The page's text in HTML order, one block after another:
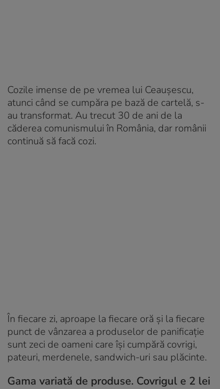
Cozile imense de pe vremea lui Ceaușescu,
atunci când se cumpăra pe bază de cartelă, s-
au transformat. Au trecut 30 de ani de la
căderea comunismului în România, dar românii
continuă să facă cozi.
În fiecare zi, aproape la fiecare oră și la fiecare
punct de vânzarea a produselor de panificație
sunt zeci de oameni care își cumpără covrigi,
pateuri, merdenele, sandwich-uri sau plăcinte.
Gama variată de produse. Covrigul e 2 lei